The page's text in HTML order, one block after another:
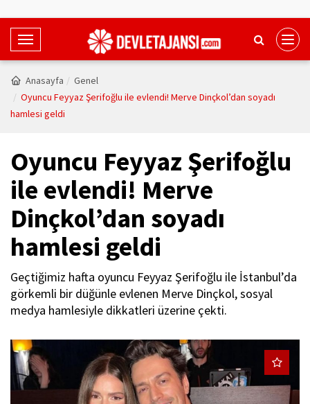
T
o
g
g
a
i
g
a
t
i
o
n
Anasayfa
Genel
Oyuncu Feyyaz Şerifoğlu ile evlendi! Merve Dinçkol’dan soyadı
hamlesi geldi
Oyuncu Feyyaz Şerifoğlu
ile evlendi! Merve
Dinçkol’dan soyadı
hamlesi geldi
Geçtiğimiz hafta oyuncu Feyyaz Şerifoğlu ile İstanbul’da
görkemli bir düğünle evlenen Merve Dinçkol, sosyal
medya hamlesiyle dikkatleri üzerine çekti.